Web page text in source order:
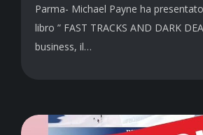
Parma- Michael Payne ha
libro ” FAST TRACKS AND DARK
business, il…